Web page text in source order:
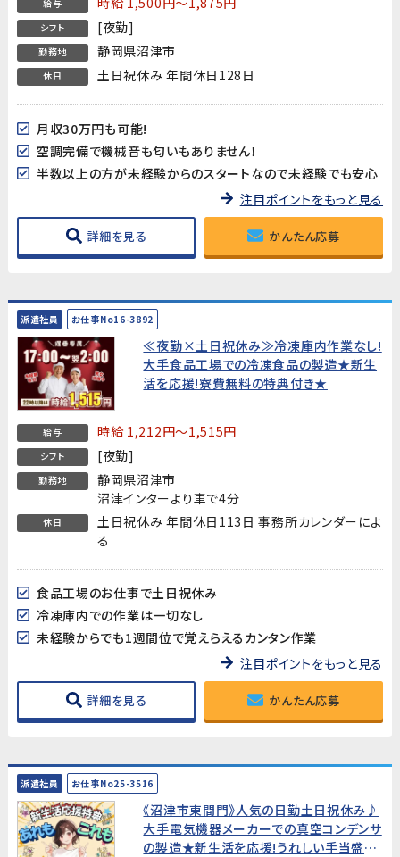
給与
シフト [夜勤]
勤務地 静岡県沼津市
休日 土日祝休み 年間休日128日
月収30万円も可能!
空調完備で機械音も匂いもありません！
半数以上の方が未経験からのスタートなので未経験でも安心
注目ポイントをもっと見る
詳細を見る かんたん応募
派遣社員 お仕事No16-3892
≪夜勤×土日祝休み≫冷凍庫内作業なし!
大手食品工場での冷凍食品の製造★新生
活を応援!寮費無料の特典付き★
給与 時給 1,212円～1,515円
シフト [夜勤]
勤務地
静岡県沼津市
沼津インターより車で4分
休日
土日祝休み 年間休日113日 事務所カレンダーによ
る
食品工場のお仕事で土日祝休み
冷凍庫内での作業は一切なし
未経験からでも1週間位で覚えらえるカンタン作業
注目ポイントをもっと見る
詳細を見る かんたん応募
派遣社員 お仕事No25-3516
《沼津市東間門》人気の日勤土日祝休み♪
大手電気機器メーカーでの真空コンデンサ
の製造★新生活を応援!うれしい手当盛り